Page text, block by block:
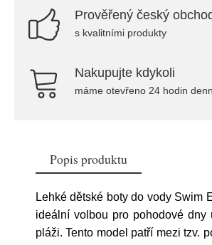
Prověřený český
s kvalitními produkty
Nakupujte kdykoli
máme otevřeno 24 hodin
Popis produktu
Lehké dětské boty do vody Swim
ideální volbou pro pohodové dny
pláži. Tento model patří mezi tzv.